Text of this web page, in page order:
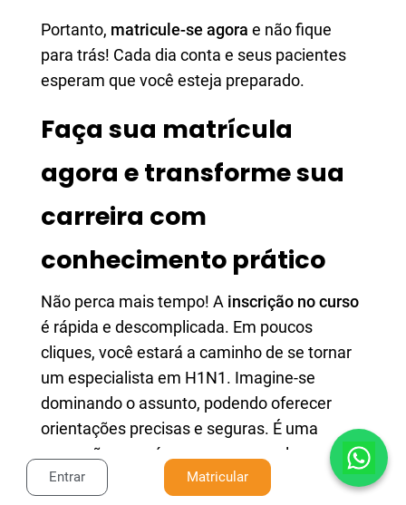
Portanto, matricule-se agora e não fique
para trás! Cada dia conta e seus pacientes
esperam que você esteja preparado.
Faça sua matrícula
agora e transforme sua
carreira com
conhecimento prático
Não perca mais tempo! A inscrição no curso
é rápida e descomplicada. Em poucos
cliques, você estará a caminho de se tornar
um especialista em H1N1. Imagine-se
dominando o assunto, podendo oferecer
orientações precisas e seguras. É uma
sensação que só quem passou pelo curso
consegue descrever!
Entrar Matricular